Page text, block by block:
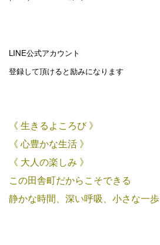
LINE公式アカウント
登録して頂けると励みになります
《 生きるよころび 》
《 心豊かな生活 》
《 大人の楽しみ 》
この田舎町だからこそできる
静かな時間、深い呼吸、小さな一歩